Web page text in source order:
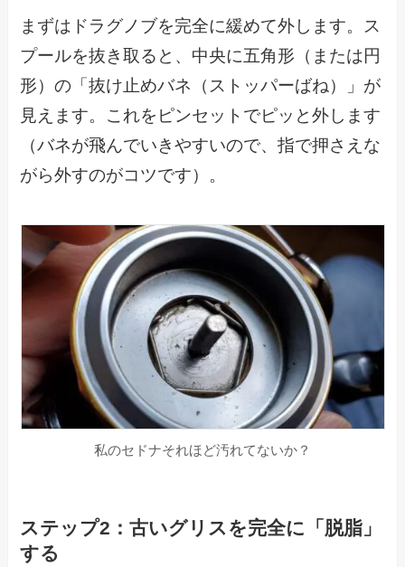
まずはドラグノブを完全に緩めて外します。ス
プールを抜き取ると、中央に五角形（または円
形）の「抜け止めバネ（ストッパーばね）」が
見えます。これをピンセットでピッと外します
（バネが飛んでいきやすいので、指で押さえな
がら外すのがコツです）。
私のセドナそれほど汚れてないか？
ステップ2：古いグリスを完全に「脱脂」
する